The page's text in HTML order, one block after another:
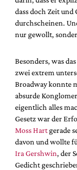
Leseproben
Podcast
Shop / Abo
Newsletter
Redaktion
Autor:innen
Partner
Mediadaten
Suche
dass doch Zeit
durchscheinen.
nur gewollt,
Besonders, was
zwei extrem
Broadway konnte
absurde
eigentlich alles
Gesetz war der
Moss Hart gerade
davon und wollte
Ira Gershwin, der
Gedicht